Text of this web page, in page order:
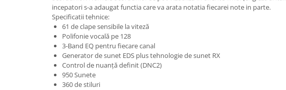
Recordere de studio
Recordere portabile
Sintetizatoare
Standuri si stative de monitoare
Subwoofere de studio
Tratament acustic
Lumini si efecte
incepatori s-a adaugat functia care va arata notatia fiecarei note in parte.
Specificatii tehnice:
61 de clape sensibile la viteză
Polifonie vocală pe 128
3-Band EQ pentru fiecare canal
Generator de sunet EDS plus tehnologie de sunet RX
Control de nuanță definit (DNC2)
950 Sunete
360 de stiluri